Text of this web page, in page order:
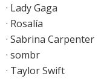
· Lady Gaga
· Rosalía
· Sabrina Carpenter
· sombr
· Taylor Swift